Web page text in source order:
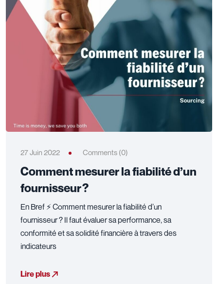
27 Juin 2022 Comments (0)
Comment mesurer la fiabilité d’un
fournisseur ?
En Bref ⚡ Comment mesurer la fiabilité d’un
fournisseur ? Il faut évaluer sa performance, sa
conformité et sa solidité financière à travers des
indicateurs
Lire plus